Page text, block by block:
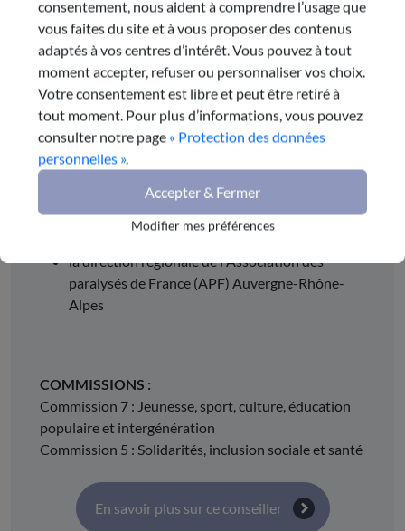
Membre de la CNPF de l'association APF France
Handicap
DÉSIGNÉ PAR :
Accord entre :
I'UNAPEI Auvergne-Rhône-Alpes
la Fondation Perce-Neige et l'Association pour
adultes et jeunes handicapés (APAJH)
la direction régionale de l'Association des
paralysés de France (APF) Auvergne-Rhône-
Alpes
COMMISSIONS :
Commission 7 : Jeunesse, sport, culture, éducation
populaire et intergénération
Commission 5 : Solidarités, inclusion sociale et santé
En savoir plus sur ce conseiller
consentement, nous aident à comprendre l’usage que
vous faites du site et à vous proposer des contenus
adaptés à vos centres d’intérêt. Vous pouvez à tout
moment accepter, refuser ou personnaliser vos choix.
Votre consentement est libre et peut être retiré à
tout moment. Pour plus d’informations, vous pouvez
consulter notre page « Protection des données
personnelles ».
Accepter & Fermer
Modifier mes préférences